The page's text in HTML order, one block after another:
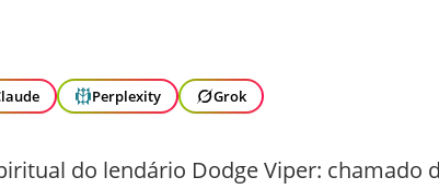
Perplexity Grok
do lendário Dodge Viper: chamado